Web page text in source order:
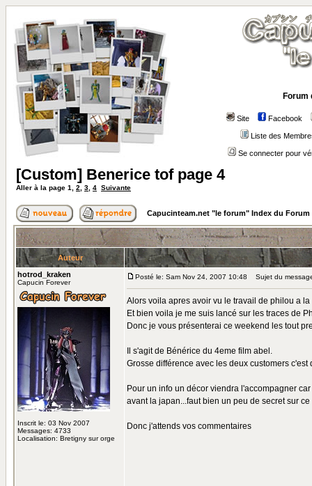
Forum
Site Facebook
Liste des
Se connecter pour
[Custom] Benerice tof page 4
Aller à la page 1 2 3 4 Suivante
Capucinteam.net "le forum" Index du Forum
Auteur
hotrod_kraken
Capucin Forever
Inscrit le: 03 Nov 2007
Messages: 4733
Localisation: Bretigny sur orge
Posté le: Sam Nov 24, 2007 10:48 Sujet du
Alors voila apres avoir vu le travail de philou a
Et bien voila je me suis lancé sur les traces de
Donc je vous présenterai ce weekend les tout
Il s'agit de Bénérice du 4eme film abel.
Grosse différence avec les deux customers
Pour un info un décor viendra l'accompagner
avant la japan...faut bien un peu de secret sur ce
Donc j'attends vos commentaires